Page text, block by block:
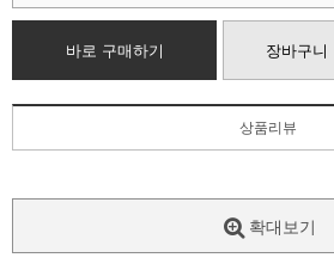
바로 구매하기 장바구니
상품리뷰
확대보기